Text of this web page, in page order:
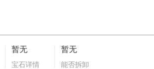
暂无
宝石详情
暂无
能否拆卸